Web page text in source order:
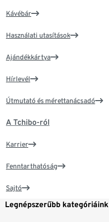
Kávébár
Használati utasítások
Ajándékkártya
Hírlevél
Útmutató és mérettanácsadó
A Tchibo-ról
Karrier
Fenntarthatóság
Sajtó
Legnépszerűbb kategóriáink